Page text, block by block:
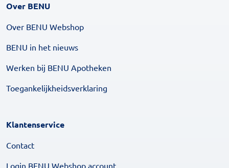
Over BENU
Over BENU Webshop
BENU in het nieuws
Werken bij BENU Apotheken
Toegankelijkheidsverklaring
Klantenservice
Contact
Login BENU Webshop account